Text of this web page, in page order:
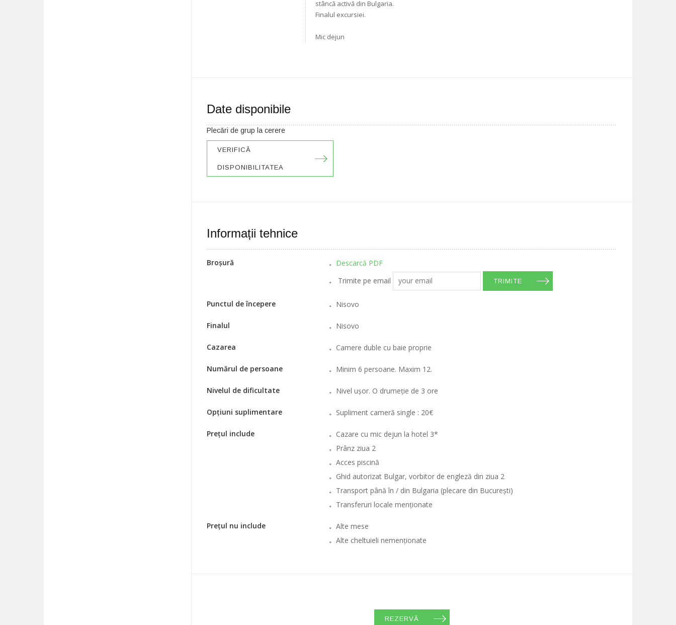
stâncă activă din Bulgaria.
Finalul excursiei.
Mic dejun
Date disponibile
Plecări de grup la cerere
VERIFICĂ
DISPONIBILITATEA
Informații tehnice
Broșură
Descarcă PDF
Trimite pe email
TRIMITE
Punctul de începere Nisovo
Finalul Nisovo
Cazarea Camere duble cu baie proprie
Numărul de persoane Minim 6 persoane. Maxim 12.
Nivelul de dificultate Nivel ușor. O drumeție de 3 ore
Opțiuni suplimentare Supliment cameră single : 20€
Prețul include
Cazare cu mic dejun la hotel 3*
Prânz ziua 2
Acces piscină
Ghid autorizat Bulgar, vorbitor de engleză din ziua 2
Transport până în / din Bulgaria (plecare din București)
Transferuri locale menționate
Prețul nu include
Alte mese
Alte cheltuieli nemenționate
REZERVĂ